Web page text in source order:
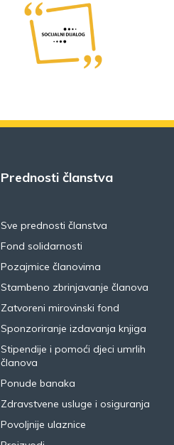
Prednosti članstva
Sve prednosti članstva
Fond solidarnosti
Pozajmice članovima
Stambeno zbrinjavanje članova
Zatvoreni mirovinski fond
Sponzoriranje izdavanja knjiga
Stipendije i pomoći djeci umrlih
članova
Ponude banaka
Zdravstvene usluge i osiguranja
Povoljnije ulaznice